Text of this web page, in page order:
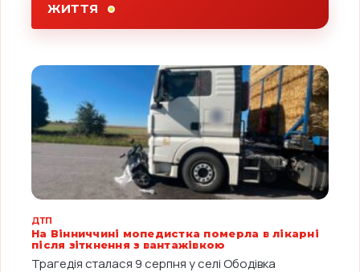
ЖИТТЯ
ДТП
На Вінниччині мопедистка померла в лікарні
після зіткнення з вантажівкою
Трагедія сталася 9 серпня у селі Ободівка